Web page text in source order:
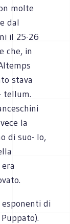
molte
dal
il 25-26
che, in
stava
tellum.
la
di suo- lo,
di